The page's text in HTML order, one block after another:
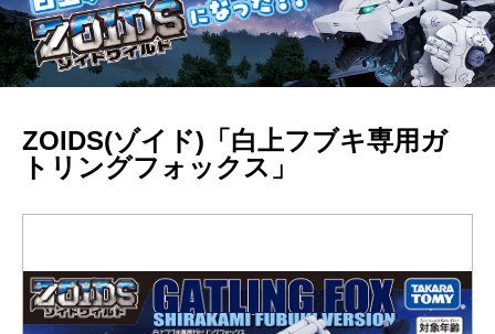
ZOIDS(ゾイド)「白上フブキ専用ガ
トリングフォックス」